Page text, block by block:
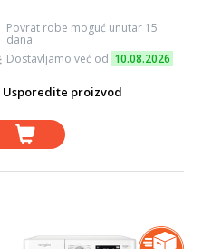
Povrat robe moguć unutar 15
dana
Dostavljamo već od 10.08.2026
Usporedite proizvod